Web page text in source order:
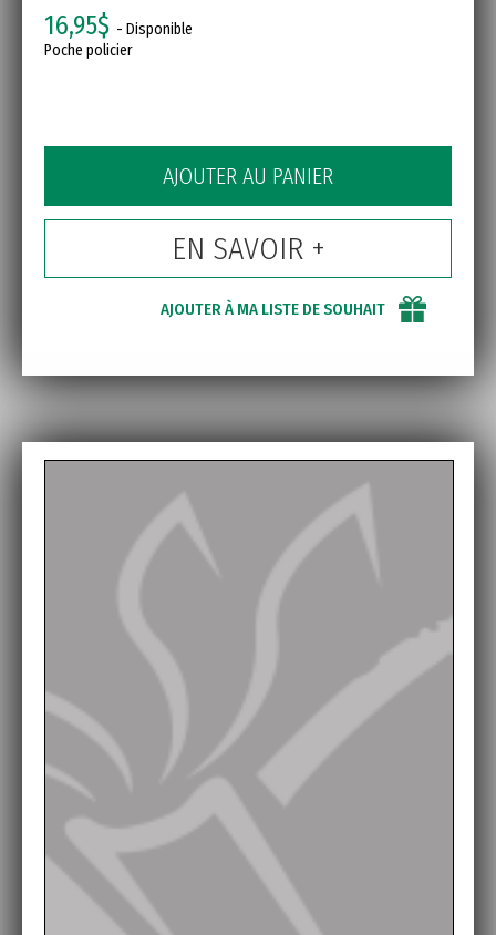
16,95$ - Disponible
Poche policier
AJOUTER AU PANIER
EN SAVOIR +
AJOUTER À MA LISTE DE SOUHAIT